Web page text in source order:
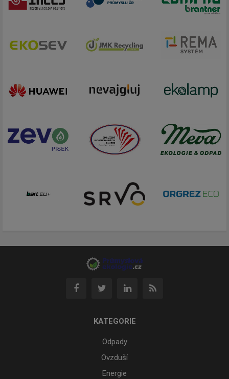
KATEGORIE
Odpady
Ovzduší
Energie